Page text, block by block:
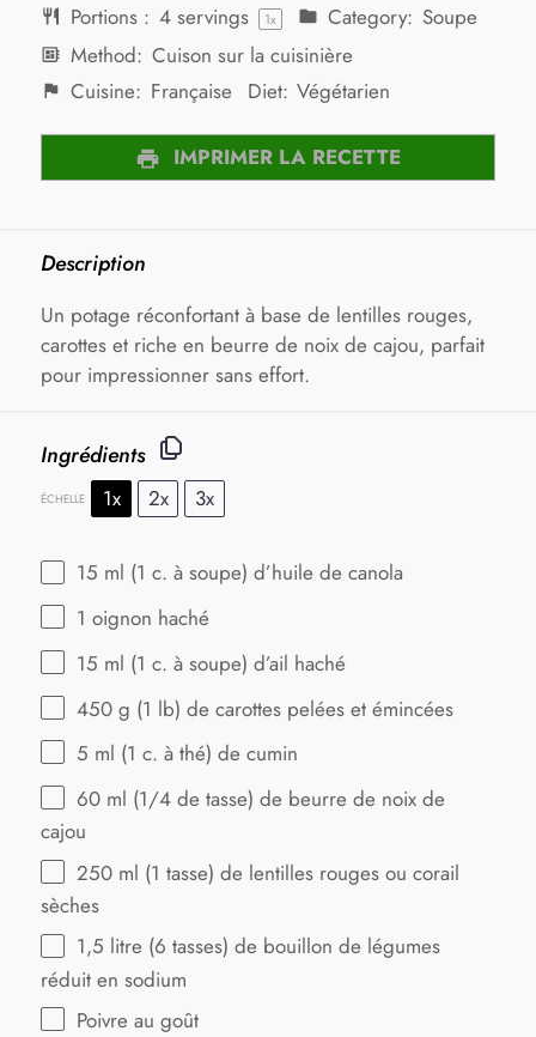
Portions : 4servings 1x Category: Soupe
Method: Cuison sur la cuisinière
Cuisine: Française Diet: Végétarien
IMPRIMER LA RECETTE
Description
Un potage réconfortant à base de lentilles rouges,
carottes et riche en beurre de noix de cajou, parfait
pour impressionner sans effort.
Ingrédients
ÉCHELLE 1x 2x 3x
15 ml (1 c. à soupe) d’huile de canola
1 oignon haché
15 ml (1 c. à soupe) d’ail haché
450 g (1 lb) de carottes pelées et émincées
5 ml (1 c. à thé) de cumin
60 ml (1/4 de tasse) de beurre de noix de
cajou
250 ml (1 tasse) de lentilles rouges ou corail
sèches
1,5 litre (6 tasses) de bouillon de légumes
réduit en sodium
Poivre au goût